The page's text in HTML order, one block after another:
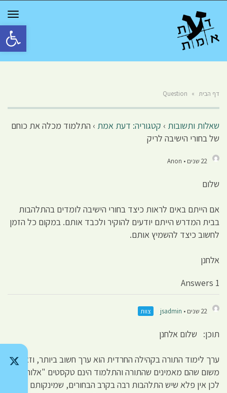
פתח
דף הבית »
Question
שאלות ותשובות › קטגוריה: דעת אמת › התלמוד מכלה את כוחם
של בחורי הישיבה לריק
22 שנים • Anon
שלום
אם הייתם באים לראות כיצד בחורי הישיבה לומדים בהתלהבות
בבית המדרש הייתם יודעים להוקיר ולכבד אותם. במקום כל הזמן
לחשוב כיצד להשמיץ אותם.
אלחנן
1 Answers
22 שנים • jsadmin צוות
תוכן: שלום אלחנן
ערך לימוד התורה בקהילה החרדית הוא ערך חשוב ביותר, וזאת
משום שהם מאמינים שהתורה והתלמוד הינם טקסטים "אלוהיים".
לכן אין פלא שיש התלהבות רבה בקרב הבחורים, שמינקותם